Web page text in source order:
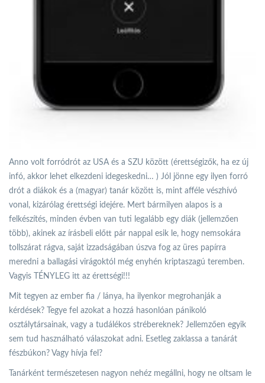
Anno volt forródrót az USA és a SZU között (érettségizők, ha ez új
infó, akkor lehet elkezdeni idegeskedni… ) Jól jönne egy ilyen forró
drót a diákok és a (magyar) tanár között is, mint afféle vészhívó
vonal, kizárólag érettségi idejére. Mert bármilyen alapos is a
felkészítés, minden évben van tuti legalább egy diák (jellemzően
több), akinek az írásbeli előtt pár nappal esik le, hogy nemsokára
tollszárat rágva, saját izzadságában úszva fog az üres papírra
meredni a ballagási virágoktól még enyhén kriptaszagú teremben.
Vagyis TÉNYLEG itt az érettségi!!!
Mit tegyen az ember fia / lánya, ha ilyenkor megrohanják a
kérdések? Tegye fel azokat a hozzá hasonlóan pánikoló
osztálytársainak, vagy a tudálékos strébereknek? Jellemzően egyik
sem tud használható válaszokat adni. Esetleg zaklassa a tanárát
fészbúkon? Vagy hívja fel?
Tanárként természetesen nagyon nehéz megállni, hogy ne oltsam le